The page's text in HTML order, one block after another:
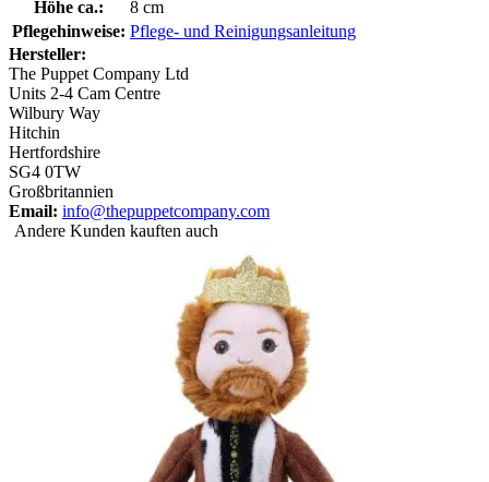
Höhe ca.:
8 cm
Pflegehinweise: Pflege- und Reinigungsanleitung
Hersteller:
The Puppet Company Ltd
Units 2-4 Cam Centre
Wilbury Way
Hitchin
Hertfordshire
SG4 0TW
Großbritannien
Email: info@thepuppetcompany.com
Andere Kunden kauften auch